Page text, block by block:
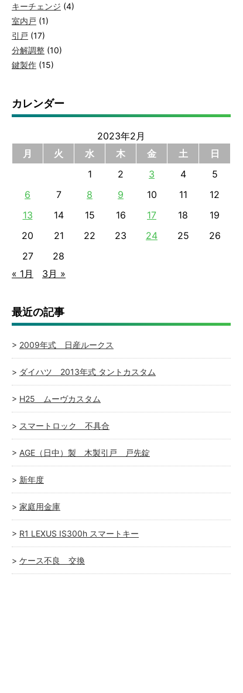
キーチェンジ (4)
室内戸 (1)
引戸 (17)
分解調整 (10)
鍵製作 (15)
カレンダー
2023年2月
月
火 水 木 金 土
日
1
2 3 4
5
6
7 8 9 10 11
12
13
14 15 16 17 18
19
20
21 22 23 24 25
26
27
28
« 1月
3月 »
最近の記事
2009年式 日産ルークス
ダイハツ 2013年式 タントカスタム
H25 ムーヴカスタム
スマートロック 不具合
AGE（日中）製 木製引戸 戸先錠
新年度
家庭用金庫
R1 LEXUS IS300h スマートキー
ケース不良 交換